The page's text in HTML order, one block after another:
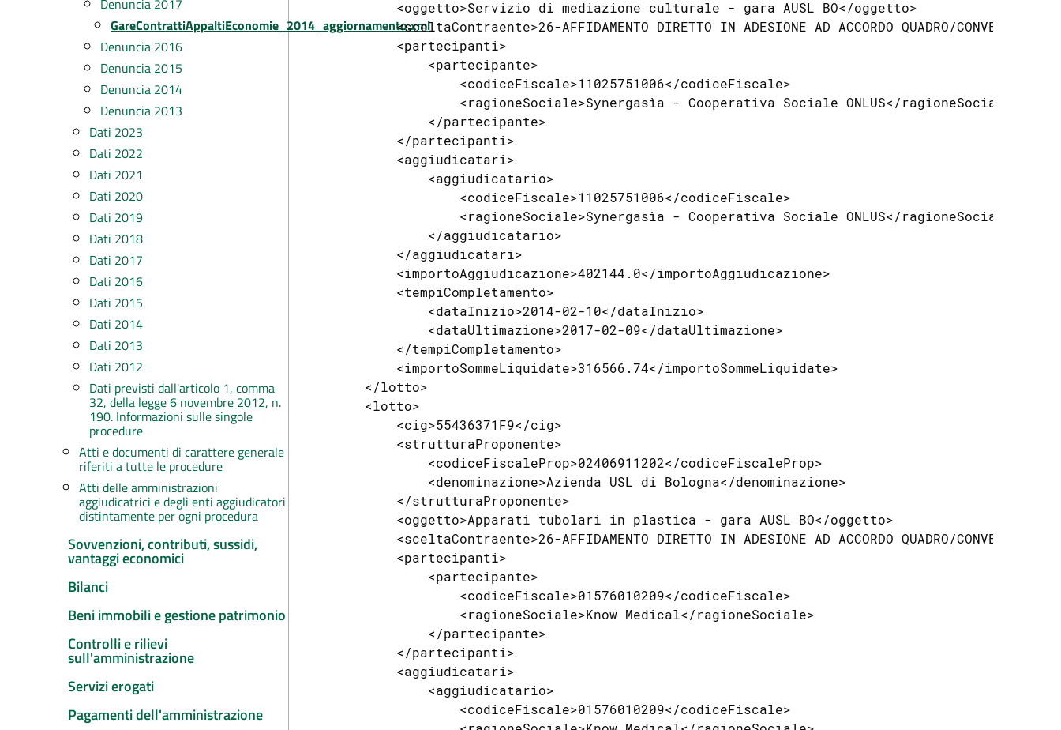
Denuncia 2017
GareContrattiAppaltiEconomie_2014_aggiornamento.xml
Denuncia 2016
Denuncia 2015
Denuncia 2014
Denuncia 2013
Dati 2023
Dati 2022
Dati 2021
Dati 2020
Dati 2019
Dati 2018
Dati 2017
Dati 2016
Dati 2015
Dati 2014
Dati 2013
Dati 2012
Dati previsti dall'articolo 1, comma
32, della legge 6 novembre 2012, n.
190. Informazioni sulle singole
procedure
Atti e documenti di carattere generale
riferiti a tutte le procedure
Atti delle amministrazioni
aggiudicatrici e degli enti aggiudicatori
distintamente per ogni procedura
Sovvenzioni, contributi, sussidi,
vantaggi economici
Bilanci
Beni immobili e gestione patrimonio
Controlli e rilievi
sull'amministrazione
Servizi erogati
Pagamenti dell'amministrazione